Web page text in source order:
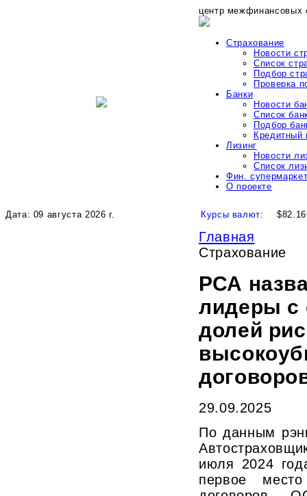
центр межфинансовых
Страхование
Новости
Список
Подбор
Проверка
Банки
Новости
Список
Подбор
Кредитный
Лизинг
Новости
Список
Фин.
О проекте
Дата: 09 августа 2026 г. Курсы валют:
Главная
Страхование
РСА
лидеры с
долей
29.09.2025
По данным
июля 2024
первое